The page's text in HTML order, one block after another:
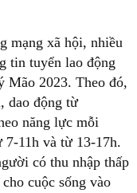
mạng xã hội, nhiều
tin tuyển lao động
Mão 2023. Theo đó,
dao động từ
năng lực mỗi
11h và từ 13-17h.
có thu nhập thấp
cuộc sống vào